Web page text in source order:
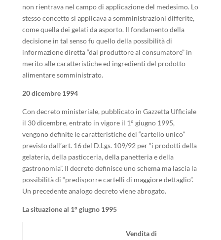
non rientrava nel campo di applicazione del medesimo. Lo
stesso concetto si applicava a somministrazioni differite,
come quella dei gelati da asporto. Il fondamento della
decisione in tal senso fu quello della possibilità di
informazione diretta “dal produttore al consumatore” in
merito alle caratteristiche ed ingredienti del prodotto
alimentare somministrato.
20 dicembre 1994
Con decreto ministeriale, pubblicato in Gazzetta Ufficiale
il 30 dicembre, entrato in vigore il 1° giugno 1995,
vengono definite le caratteristiche del “cartello unico”
previsto dall’art. 16 del D.Lgs. 109/92 per “i prodotti della
gelateria, della pasticceria, della panetteria e della
gastronomia”. Il decreto definisce uno schema ma lascia la
possibilità di “predisporre cartelli di maggiore dettaglio”.
Un precedente analogo decreto viene abrogato.
La situazione al 1° giugno 1995
Vendita di